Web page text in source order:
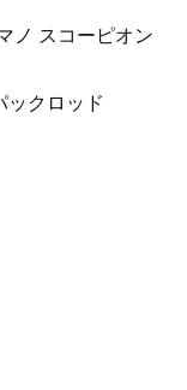
ノ スコーピオン
ックロッド